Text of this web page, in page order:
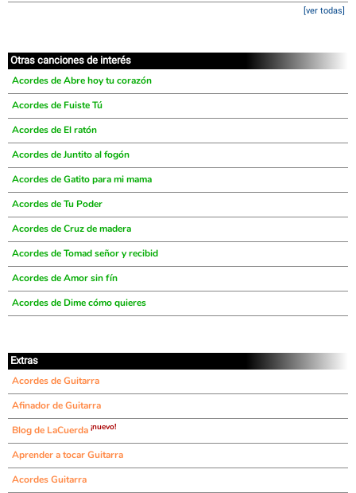
[ver todas]
Otras canciones de interés
Acordes de Abre hoy tu corazón
Acordes de Fuiste Tú
Acordes de El ratón
Acordes de Juntito al fogón
Acordes de Gatito para mi mama
Acordes de Tu Poder
Acordes de Cruz de madera
Acordes de Tomad señor y recibid
Acordes de Amor sin fín
Acordes de Dime cómo quieres
Extras
Acordes de Guitarra
Afinador de Guitarra
Blog de LaCuerda ¡nuevo!
Aprender a tocar Guitarra
Acordes Guitarra